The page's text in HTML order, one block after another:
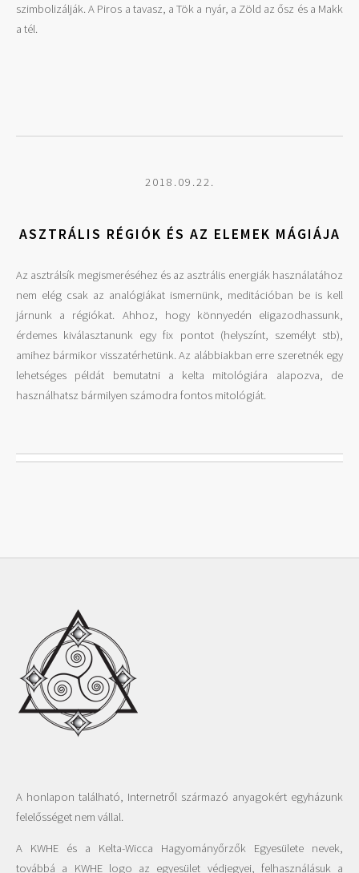
szimbolizálják. A Piros a tavasz, a Tök a nyár, a Zöld az ősz és a Makk
a tél.
2018.09.22.
ASZTRÁLIS RÉGIÓK ÉS AZ ELEMEK MÁGIÁJA
Az asztrálsík megismeréséhez és az asztrális energiák használatához
nem elég csak az analógiákat ismernünk, meditációban be is kell
járnunk a régiókat. Ahhoz, hogy könnyedén eligazodhassunk,
érdemes kiválasztanunk egy fix pontot (helyszínt, személyt stb),
amihez bármikor visszatérhetünk. Az alábbiakban erre szeretnék egy
lehetséges példát bemutatni a kelta mitológiára alapozva, de
használhatsz bármilyen számodra fontos mitológiát.
A honlapon található, Internetről származó anyagokért egyházunk
felelősséget nem vállal.
A KWHE és a Kelta-Wicca Hagyományőrzők Egyesülete nevek,
továbbá a KWHE logo az egyesület védjegyei, felhasználásuk a